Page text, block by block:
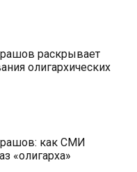
раскрывает
олигархических
как СМИ
«олигарха»